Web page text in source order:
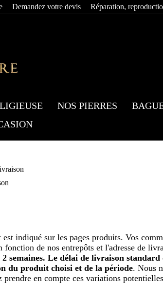
Demandez votre devis Réparation,
NOS PIERRES
indiqué sur les pages produits. Vos
fonction de nos entrepôts et l'adresse de
2 semaines. Le délai de livraison standard
du produit choisi et de la période. Nous
en compte ces variations potentielles